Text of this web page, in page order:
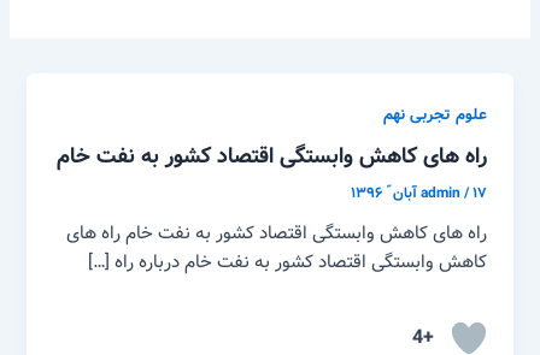
علوم تجربی نهم
راه های کاهش وابستگی اقتصاد کشور به نفت خام
admin/۱۷ آبان ّ ۱۳۹۶
راه های کاهش وابستگی اقتصاد کشور به نفت خام راه های
کاهش وابستگی اقتصاد کشور به نفت خام درباره راه […]
+4